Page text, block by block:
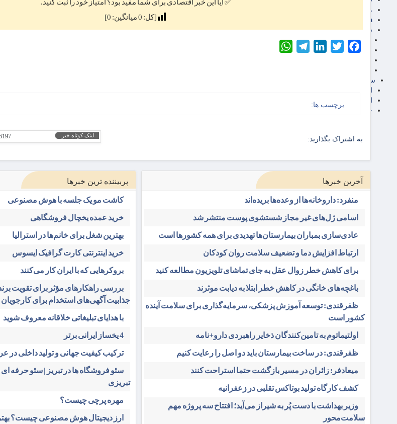
مناطق آزاد تجاری
24intermedia
سایر اخبار اقتصادی
عمومی و سرگرمی
فناوری
سایر رسانه ها
خرید انواع دیزل ژنراتور
✅ آیا این خبر اقتصادی برای شما مفید بود؟ امتیاز خود را ثبت کنید.
[کل: 0میانگین: 0
]
Facebook
Twitter
LinkedIn
Telegram
برچسب ها:
به اشتراک بگذارید: لینک کوتاه خبر:
آخرین خبرها
منفرد: داروخانه‌ها از وعده‌ها بریده‌اند
اسامی ژل‌های غیر مجاز شستشوی پوست منتشر شد
عادی‌سازی بمباران بیمارستان‌ها تهدیدی برای همه کشورها است
ارتباط افزایش دما و تضعیف سلامت روان کودکان
برای کاهش خطر زوال عقل به جای تماشای تلویزیون مطالعه کنید
باغچه‌های خانگی در کاهش خطر ابتلا به دیابت موثرند
ظفرقندی: توسعه آموزش پزشکی، سرمایه‌گذاری برای سلامت آینده
کشور است
اولتیماتوم به تامین‌کنندگان ذخایر راهبردی دارو+نامه
ظفرقندی: در ساخت بیمارستان باید دو اصل را رعایت کنیم
میعادفر: زائران در مسیر بازگشت حتما استراحت کنند
کشف کارگاه تولید بوتاکس تقلبی در زعفرانیه
وزیر بهداشت با دست پُر به شیراز می‌آید؛ افتتاح سه پروژه مهم
سلامت‌محور
پربیننده ترین خبرها
کاشت مو یک جلسه با هوش مصنوعی
خرید عمده یخچال فروشگاهی
بهترین شغل برای خانم‌ها در استرالیا
خرید اینترنتی کارت گرافیک ایسوس
بروکرهایی‌ که با ایران کار می‌کنند
بررسی راهکارهای مؤثر برای تقویت
جذابیت آگهی‌های استخدام برای کارجویان
با هدایای تبلیغاتی خلاقانه معروف شوید
4 یخساز ایرانی برتر
ترکیب کیفیت جهانی و تولید داخلی در
سئو فروشگاه‌ ها در تبریز | سئو حرفه
تبریزی
مهره پرچی چیست؟
ارز دیجیتال هوش مصنوعی چیست؟